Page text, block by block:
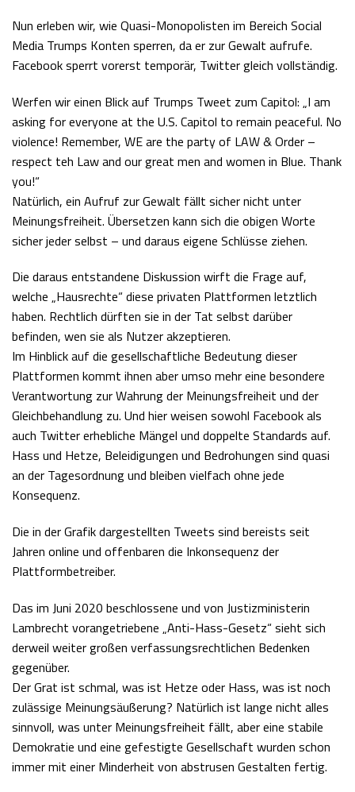
Nun erleben wir, wie Quasi-Monopolisten im Bereich Social
Media Trumps Konten sperren, da er zur Gewalt aufrufe.
Facebook sperrt vorerst temporär, Twitter gleich vollständig.
Werfen wir einen Blick auf Trumps Tweet zum Capitol: „I am
asking for everyone at the U.S. Capitol to remain peaceful. No
violence! Remember, WE are the party of LAW & Order –
respect teh Law and our great men and women in Blue. Thank
you!“
Natürlich, ein Aufruf zur Gewalt fällt sicher nicht unter
Meinungsfreiheit. Übersetzen kann sich die obigen Worte
sicher jeder selbst – und daraus eigene Schlüsse ziehen.
Die daraus entstandene Diskussion wirft die Frage auf,
welche „Hausrechte“ diese privaten Plattformen letztlich
haben. Rechtlich dürften sie in der Tat selbst darüber
befinden, wen sie als Nutzer akzeptieren.
Im Hinblick auf die gesellschaftliche Bedeutung dieser
Plattformen kommt ihnen aber umso mehr eine besondere
Verantwortung zur Wahrung der Meinungsfreiheit und der
Gleichbehandlung zu. Und hier weisen sowohl Facebook als
auch Twitter erhebliche Mängel und doppelte Standards auf.
Hass und Hetze, Beleidigungen und Bedrohungen sind quasi
an der Tagesordnung und bleiben vielfach ohne jede
Konsequenz.
Die in der Grafik dargestellten Tweets sind bereists seit
Jahren online und offenbaren die Inkonsequenz der
Plattformbetreiber.
Das im Juni 2020 beschlossene und von Justizministerin
Lambrecht vorangetriebene „Anti-Hass-Gesetz“ sieht sich
derweil weiter großen verfassungsrechtlichen Bedenken
gegenüber.
Der Grat ist schmal, was ist Hetze oder Hass, was ist noch
zulässige Meinungsäußerung? Natürlich ist lange nicht alles
sinnvoll, was unter Meinungsfreiheit fällt, aber eine stabile
Demokratie und eine gefestigte Gesellschaft wurden schon
immer mit einer Minderheit von abstrusen Gestalten fertig.